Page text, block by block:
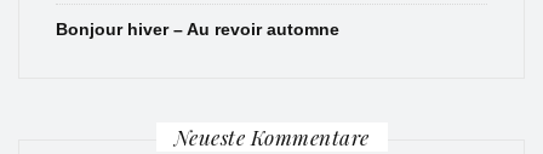
Bonjour hiver – Au revoir automne
Neueste Kommentare